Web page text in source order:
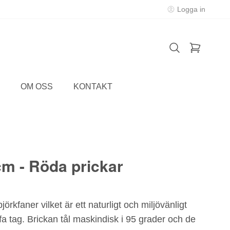
Logga in
OM OSS KONTAKT
- Röda prickar
vilket är ett naturligt och miljövänligt
tag. Brickan tål maskindisk i 95 grader och de